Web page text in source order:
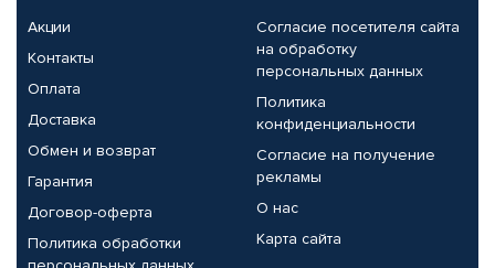
Акции
Контакты
Оплата
Доставка
Обмен и возврат
Гарантия
Договор-оферта
Политика обработки
Согласие посетителя сайта
на обработку
персональных данных
Политика
конфиденциальности
Согласие на получение
рекламы
О нас
Карта сайта